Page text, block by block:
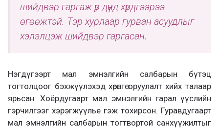
шийдвэр гаргаж үр дүнд хүрдгээрээ
өгөөжтэй. Тэр хурлаар гурван асуудлыг
хэлэлцэж шийдвэр гаргасан.
Нэгдүгээрт мал эмнэлгийн салбарын бүтэц
тогтолцоог бэхжүүлэхэд хөрөнгө оруулалт хийх талаар
ярьсан. Хоёрдугаарт мал эмнэлгийн гарал үүслийн
гэрчилгээг хэрэгжүүлье гэж тохирсон. Гуравдугаарт
мал эмнэлгийн салбарын тогтвортой санхүүжилтыг